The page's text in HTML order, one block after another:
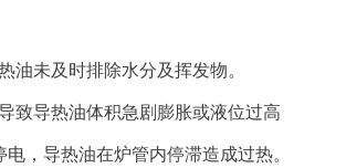
未及时排除水分及挥发物。
导热油体积急剧膨胀或液位过高
导热油在炉管内停滞造成过热。